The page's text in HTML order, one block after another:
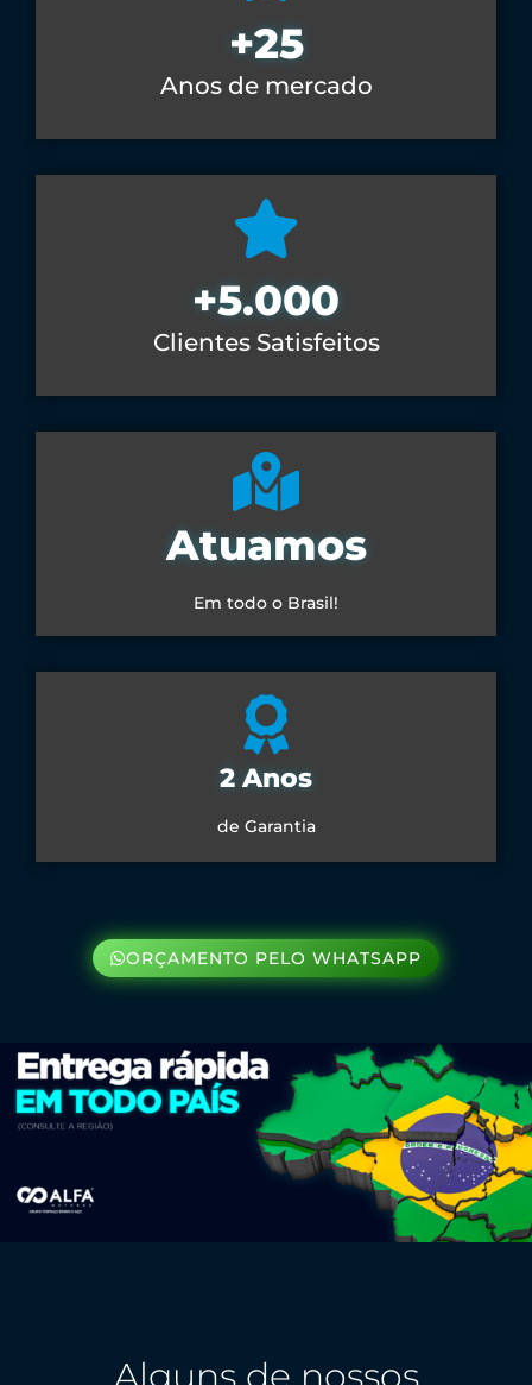
Anos de mercado
+25
Clientes Satisfeitos
+5.000
Atuamos
Em todo o Brasil!
2 Anos
de Garantia
ORÇAMENTO PELO WHATSAPP